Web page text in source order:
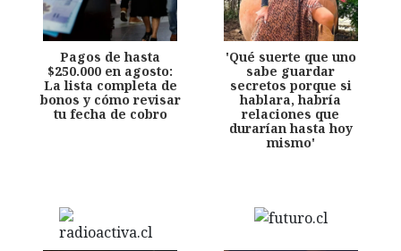
Pagos de hasta
$250.000 en agosto:
La lista completa de
bonos y cómo revisar
tu fecha de cobro
'Qué suerte que uno
sabe guardar
secretos porque si
hablara, habría
relaciones que
durarían hasta hoy
mismo'